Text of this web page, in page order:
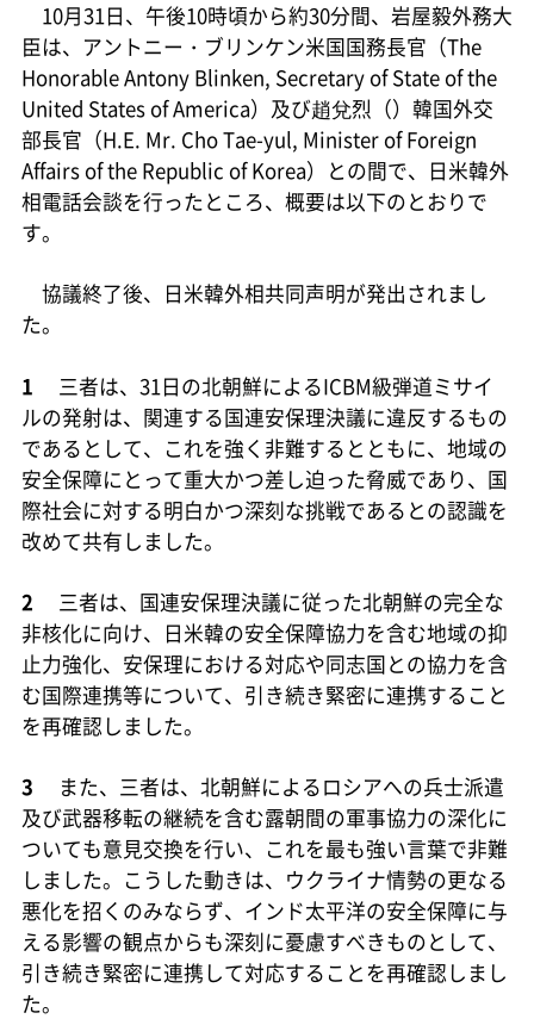
10月31日、午後10時頃から約30分間、岩屋毅外務大
臣は、アントニー・ブリンケン米国国務長官（The
Honorable Antony Blinken, Secretary of State of the
United States of America）及び趙兌烈（）韓国外交
部長官（H.E. Mr. Cho Tae-yul, Minister of Foreign
Affairs of the Republic of Korea）との間で、日米韓外
相電話会談を行ったところ、概要は以下のとおりで
す。
協議終了後、日米韓外相共同声明が発出されまし
た。
1
三者は、31日の北朝鮮によるICBM級弾道ミサイ
ルの発射は、関連する国連安保理決議に違反するもの
であるとして、これを強く非難するとともに、地域の
安全保障にとって重大かつ差し迫った脅威であり、国
際社会に対する明白かつ深刻な挑戦であるとの認識を
改めて共有しました。
2
三者は、国連安保理決議に従った北朝鮮の完全な
非核化に向け、日米韓の安全保障協力を含む地域の抑
止力強化、安保理における対応や同志国との協力を含
む国際連携等について、引き続き緊密に連携すること
を再確認しました。
3
また、三者は、北朝鮮によるロシアへの兵士派遣
及び武器移転の継続を含む露朝間の軍事協力の深化に
ついても意見交換を行い、これを最も強い言葉で非難
しました。こうした動きは、ウクライナ情勢の更なる
悪化を招くのみならず、インド太平洋の安全保障に与
える影響の観点からも深刻に憂慮すべきものとして、
引き続き緊密に連携して対応することを再確認しまし
た。